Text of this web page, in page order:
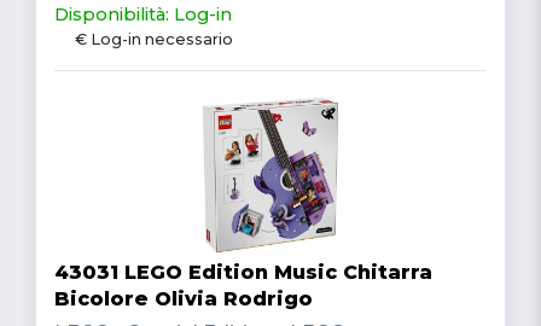
Disponibilità: Log-in
€ Log-in necessario
43031 LEGO Edition Music Chitarra
Bicolore Olivia Rodrigo